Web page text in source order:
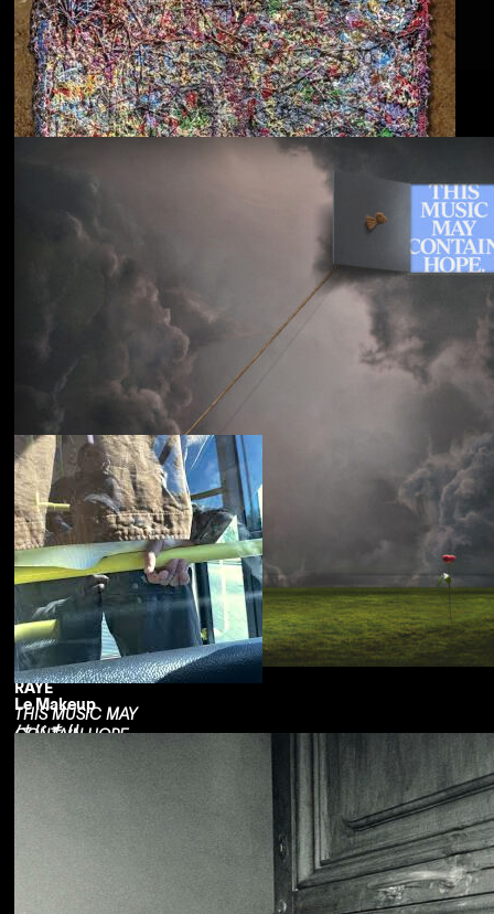
Blu & Exile
Time Heals Everything
Souled American
RAYE
THIS MUSIC MAY
CONTAIN HOPE.
Le Makeup
はじまり